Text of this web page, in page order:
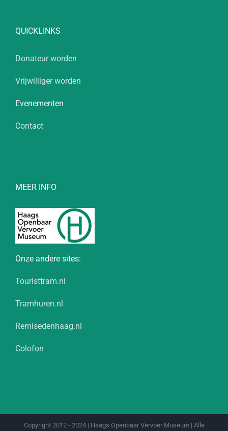
QUICKLINKS
Donateur worden
Vrijwilliger worden
Evenementen
Contact
MEER INFO
Onze andere sites:
Touristtram.nl
Tramhuren.nl
Remisedenhaag.nl
Colofon
Copyright 2012 - 2024 | Haags Openbaar Vervoer Museum | Alle